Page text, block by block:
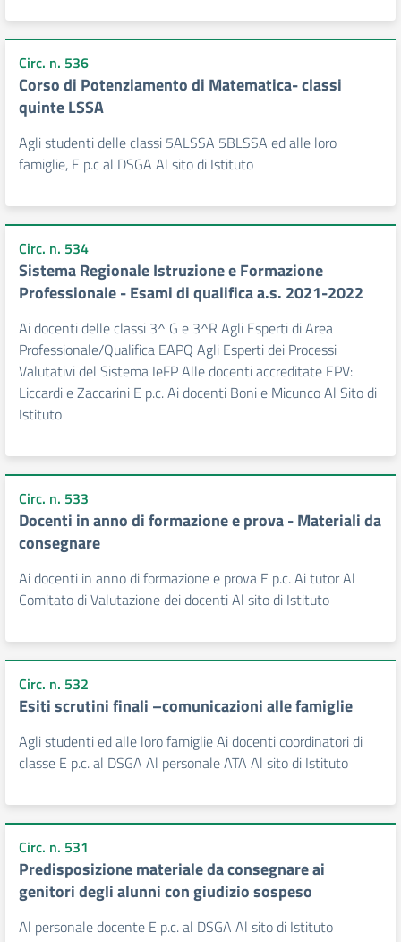
Circ. n. 536
Corso di Potenziamento di Matematica- classi
quinte LSSA
Agli studenti delle classi 5ALSSA 5BLSSA ed alle loro
famiglie, E p.c al DSGA Al sito di Istituto
Circ. n. 534
Sistema Regionale Istruzione e Formazione
Professionale - Esami di qualifica a.s. 2021-2022
Ai docenti delle classi 3^ G e 3^R Agli Esperti di Area
Professionale/Qualifica EAPQ Agli Esperti dei Processi
Valutativi del Sistema IeFP Alle docenti accreditate EPV:
Liccardi e Zaccarini E p.c. Ai docenti Boni e Micunco Al Sito di
Istituto
Circ. n. 533
Docenti in anno di formazione e prova - Materiali da
consegnare
Ai docenti in anno di formazione e prova E p.c. Ai tutor Al
Comitato di Valutazione dei docenti Al sito di Istituto
Circ. n. 532
Esiti scrutini finali –comunicazioni alle famiglie
Agli studenti ed alle loro famiglie Ai docenti coordinatori di
classe E p.c. al DSGA Al personale ATA Al sito di Istituto
Circ. n. 531
Predisposizione materiale da consegnare ai
genitori degli alunni con giudizio sospeso
Al personale docente E p.c. al DSGA Al sito di Istituto